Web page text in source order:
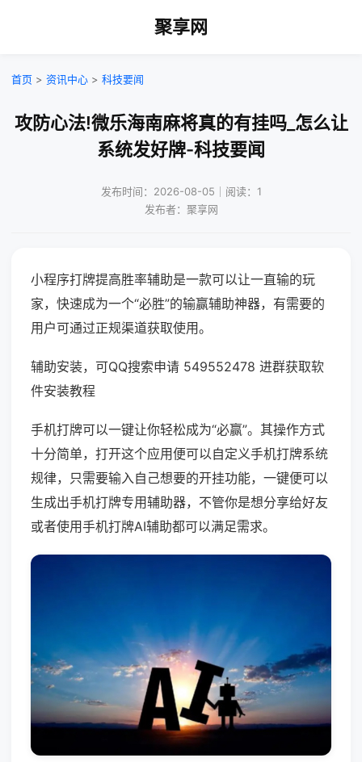
聚享网
首页 > 资讯中心 > 科技要闻
攻防心法!微乐海南麻将真的有挂吗_怎么让
系统发好牌-科技要闻
发布时间：2026-08-05｜阅读：1
发布者：聚享网
小程序打牌提高胜率辅助是一款可以让一直输的玩
家，快速成为一个“必胜”的输赢辅助神器，有需要的
用户可通过正规渠道获取使用。
辅助安装，可QQ搜索申请 549552478 进群获取软
件安装教程
手机打牌可以一键让你轻松成为“必赢”。其操作方式
十分简单，打开这个应用便可以自定义手机打牌系统
规律，只需要输入自己想要的开挂功能，一键便可以
生成出手机打牌专用辅助器，不管你是想分享给好友
或者使用手机打牌AI辅助都可以满足需求。